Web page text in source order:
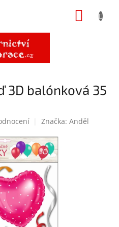
3D balónková 35
Značka: Anděl